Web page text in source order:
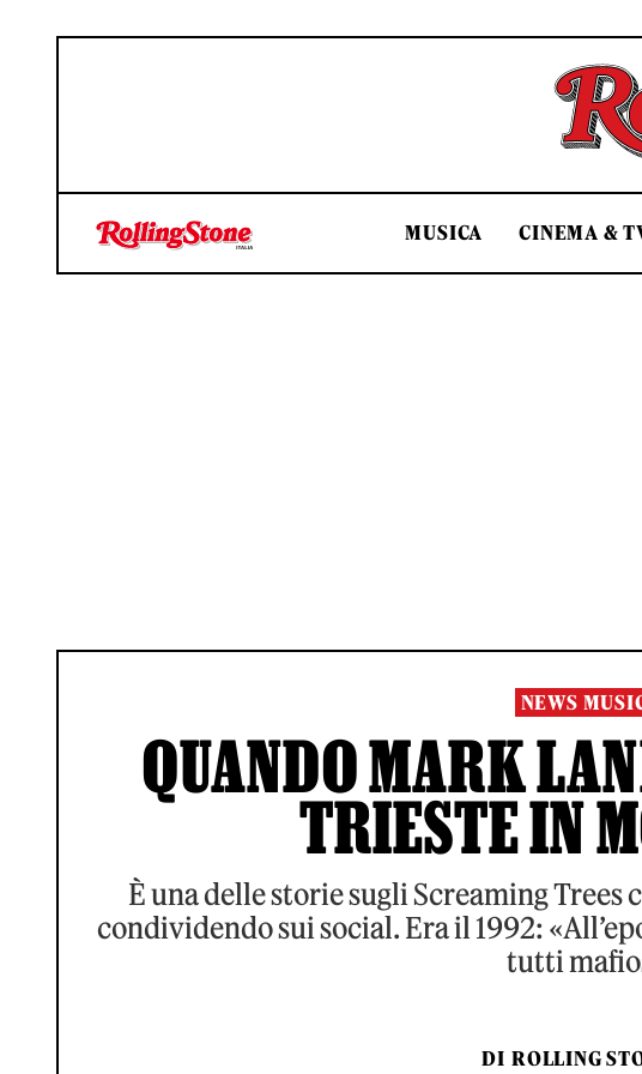
MUSICA CINEMA &
NEWS
QUANDO MARK
TRIESTE IN
È una delle storie sugli Screaming
condividendo sui social. Era il 1992:
tutti
DI ROLLING